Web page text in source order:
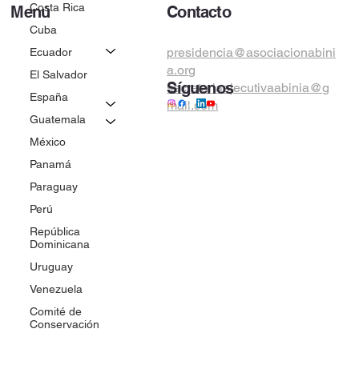
Costa Rica
Cuba
Ecuador
El Salvador
España
Guatemala
México
Panamá
Paraguay
Perú
República
Dominicana
Uruguay
Venezuela
Comité de
Conservación
Menú
Inicio
Nosotros
Biblioteca Digital
Normativa
Convocatorias
Acciones
Contacto
presidencia@asociacionabini
a.org
secretariaejecutivaabinia@g
mail.com
Síguenos